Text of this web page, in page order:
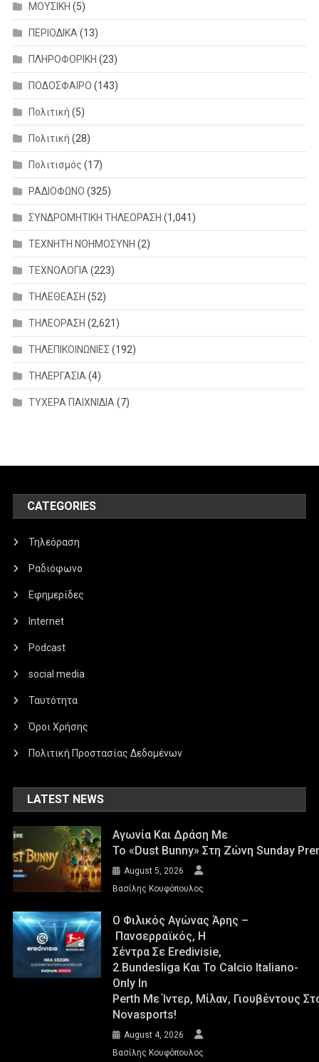
ΜΟΥΣΙΚΗ (5)
ΠΕΡΙΟΔΙΚΑ(13)
ΠΛΗΡΟΦΟΡΙΚΗ (23)
ΠΟΔΟΣΦΑΙΡΟ (143)
Πολιτική (5)
Πολιτική (28)
Πολιτισμός (17)
ΡΑΔΙΟΦΩΝΟ (325)
ΣΥΝΔΡΟΜΗΤΙΚΗ ΤΗΛΕΟΡΑΣΗ (1,041)
ΤΕΧΝΗΤΗ ΝΟΗΜΟΣΥΝΗ (2)
ΤΕΧΝΟΛΟΓΙΑ(223)
ΤΗΛΕΘΕΑΣΗ (52)
ΤΗΛΕΟΡΑΣΗ (2,621)
ΤΗΛΕΠΙΚΟΙΝΩΝΙΕΣ (192)
ΤΗΛΕΡΓΑΣΙΑ(4)
ΤΥΧΕΡΑ ΠΑΙΧΝΙΔΙΑ(7)
CATEGORIES
Τηλεόραση
Ραδιόφωνο
Εφημερίδες
Internet
Podcast
social media
Ταυτότητα
Όροι Χρήσης
Πολιτική Προστασίας Δεδομένων
LATEST NEWS
Αγωνία Και Δράση Με
Το «Dust Bunny» Στη Ζώνη Sunday
August 5, 2026
Βασίλης Κουφόπουλος
Ο Φιλικός Αγώνας Άρης –
Πανσερραϊκός, Η
Σέντρα Σε Eredivisie,
2.Bundesliga Και Το Calcio Italiano-
Only In
Perth Με Ίντερ, Μίλαν, Γιουβέντους
Novasports!
August 4, 2026
Βασίλης Κουφόπουλος